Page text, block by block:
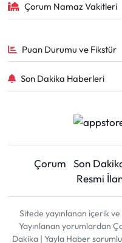
Çorum Namaz Vakitleri
Puan Durumu ve Fikstür
Son Dakika Haberleri
Çorum Son
Resmi
Sitede yayınlanan içerik
Yayınlanan yorumlardan
Dakika | Yayla Haber